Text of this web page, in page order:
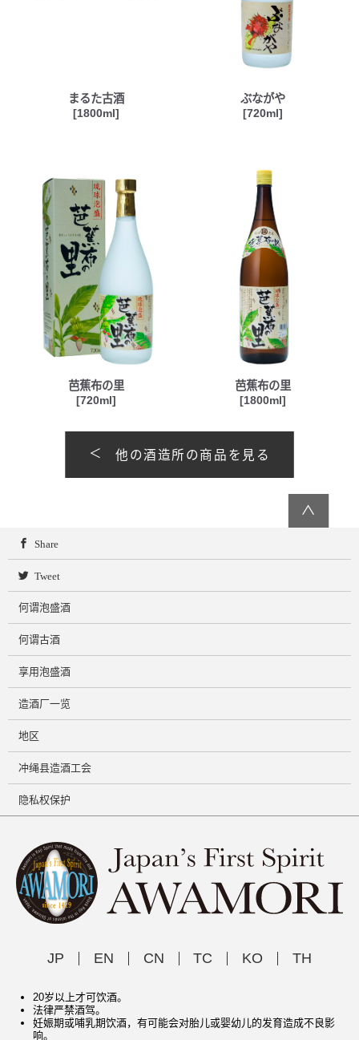
まるた古酒
[1800ml]
ぶながや
[720ml]
芭蕉布の里
[720ml]
芭蕉布の里
[1800ml]
他の酒造所の商品を見る
∧
Share
Tweet
何谓泡盛酒
何谓古酒
享用泡盛酒
造酒厂一览
地区
冲绳县造酒工会
隐私权保护
JP EN CN TC KO TH
20岁以上才可饮酒。
法律严禁酒驾。
妊娠期或哺乳期饮酒，有可能会对胎儿或婴幼儿的发育造成不良影
响。